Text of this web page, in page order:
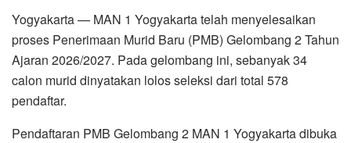
Yogyakarta — MAN 1 Yogyakarta telah menyelesaikan
proses Penerimaan Murid Baru (PMB) Gelombang 2 Tahun
Ajaran 2026/2027. Pada gelombang ini, sebanyak 34
calon murid dinyatakan lolos seleksi dari total 578
pendaftar.
Pendaftaran PMB Gelombang 2 MAN 1 Yogyakarta dibuka